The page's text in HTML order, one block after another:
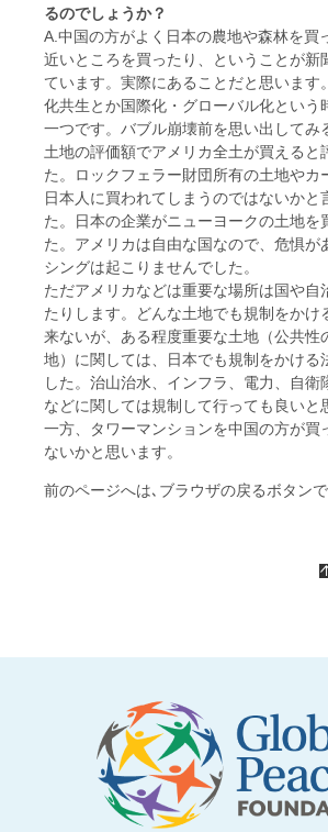
るのでしょうか？
A.中国の方がよく日本の農地や森林を買
近いところを買ったり、ということが新
ています。実際にあることだと思います
化共生とか国際化・グローバル化という
一つです。バブル崩壊前を思い出してみ
土地の評価額でアメリカ全土が買えると
た。ロックフェラー財団所有の土地やカ
日本人に買われてしまうのではないかと
た。日本の企業がニューヨークの土地を
た。アメリカは自由な国なので、危惧が
シングは起こりませんでした。
ただアメリカなどは重要な場所は国や自
たりします。どんな土地でも規制をかけ
来ないが、ある程度重要な土地（公共性
地）に関しては、日本でも規制をかける
した。治山治水、インフラ、電力、自衛
などに関しては規制して行っても良いと
一方、タワーマンションを中国の方が買
ないかと思います。
前のページへは､ブラウザの戻るボタン